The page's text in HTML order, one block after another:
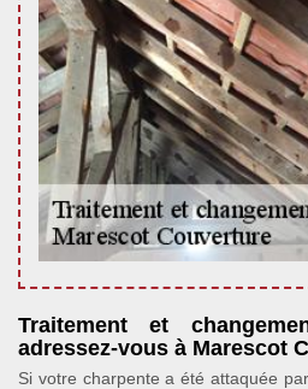
Traitement et
adressez-vous à Marescot
Si votre charpente a été attaquée